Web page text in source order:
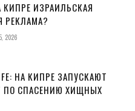
КИПРЕ ИЗРАИЛЬСКАЯ
РЕКЛАМА?
2026
НА КИПРЕ ЗАПУСКАЮТ
ПО СПАСЕНИЮ ХИЩНЫХ